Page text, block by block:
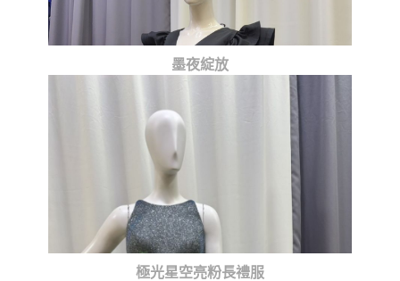
墨夜綻放
極光星空亮粉長禮服